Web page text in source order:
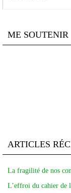
ME SOUTENIR
ARTICLES
La fragilité de nos
L’effroi du cahier de